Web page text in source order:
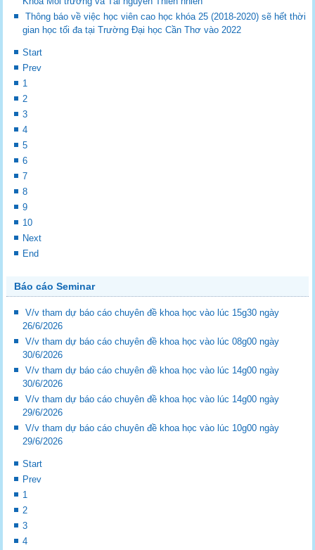
Thông báo về việc học viên cao học khóa 25 (2018-2020) sẽ hết thời
gian học tối đa tại Trường Đại học Cần Thơ vào 2022
Start
Prev
1
2
3
4
5
6
7
8
9
10
Next
End
Báo cáo Seminar
V/v tham dự báo cáo chuyên đề khoa học vào lúc 15g30 ngày
26/6/2026
V/v tham dự báo cáo chuyên đề khoa học vào lúc 08g00 ngày
30/6/2026
V/v tham dự báo cáo chuyên đề khoa học vào lúc 14g00 ngày
30/6/2026
V/v tham dự báo cáo chuyên đề khoa học vào lúc 14g00 ngày
29/6/2026
V/v tham dự báo cáo chuyên đề khoa học vào lúc 10g00 ngày
29/6/2026
Start
Prev
1
2
3
4